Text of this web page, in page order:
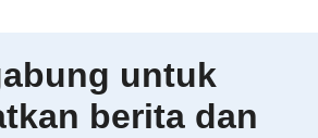
untuk
berita dan